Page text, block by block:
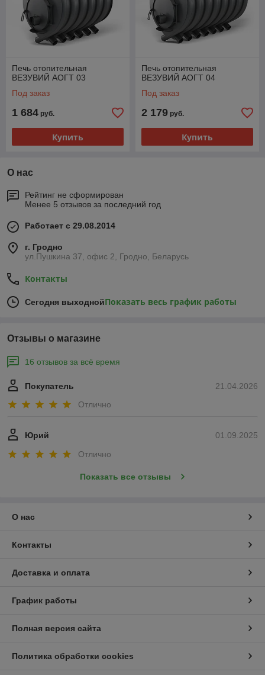
Печь отопительная
ВЕЗУВИЙ АОГТ 03
Под заказ
1 684 руб.
Купить
Печь отопительная
ВЕЗУВИЙ АОГТ 04
Под заказ
2 179 руб.
Купить
О нас
Рейтинг не сформирован
Менее 5 отзывов за последний год
Работает с 29.08.2014
г. Гродно
ул.Пушкина 37, офис 2, Гродно, Беларусь
Контакты
Сегодня выходнойПоказать весь график работы
Отзывы о магазине
16 отзывов за всё время
21.04.2026
Покупатель
Отлично
01.09.2025
Юрий
Отлично
Показать все отзывы
О нас
Контакты
Доставка и оплата
График работы
Полная версия сайта
Политика обработки cookies